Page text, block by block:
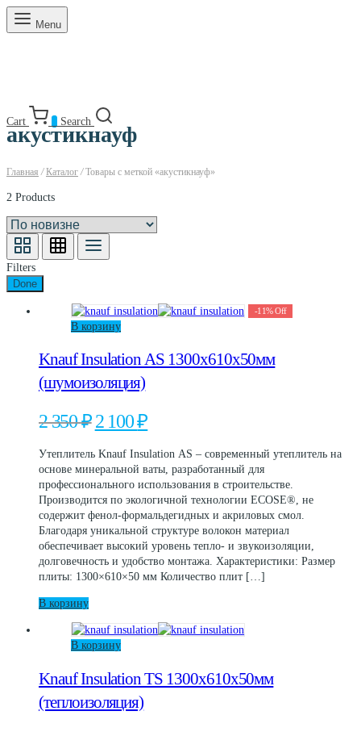
Menu
Cart Search
акустикнауф
Главная / Каталог /Товары с меткой «акустикнауф»
2 Products
Filters
Done
-11% Off
В корзину
Knauf Insulation АS 1300х610х50мм
(шумоизоляция)
2 350₽ Первоначальная
цена
2
350 ₽.
2 100₽Текущая
цена:
100 ₽.
Утеплитель Knauf Insulation АS – современный утеплитель на
основе минеральной ваты, разработанный для
профессионального использования в строительстве.
Производится по экологичной технологии ECOSE®, не
содержит фенол-формальдегидных и акриловых смол.
Благодаря уникальной структуре волокон материал
обеспечивает высокий уровень тепло- и звукоизоляции,
долговечность и удобство монтажа. Характеристики: Размер
плиты: 1300×610×50 мм Количество плит […]
В корзину
В корзину
Knauf Insulation TS 1300х610х50мм
(теплоизоляция)